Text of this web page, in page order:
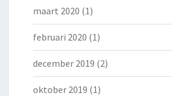
maart 2020 (1)
februari 2020 (1)
december 2019 (2)
oktober 2019 (1)